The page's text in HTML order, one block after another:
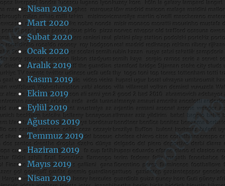
Nisan 2020
Mart 2020
Şubat 2020
Ocak 2020
Aralık 2019
Kasım 2019
Ekim 2019
Eylül 2019
Ağustos 2019
Temmuz 2019
Haziran 2019
Mayıs 2019
Nisan 2019